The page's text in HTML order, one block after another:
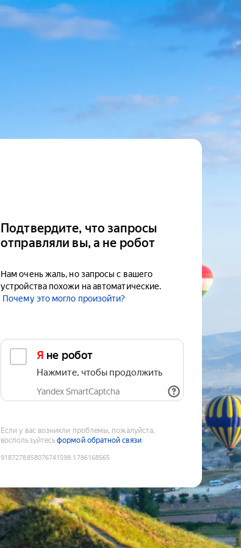
Подтвердите, что запросы
отправляли вы, а не робот
Нам очень жаль, но запросы с вашего
устройства похожи на автоматические.
Почему это могло произойти?
Я не робот
Нажмите, чтобы продолжить
Yandex SmartCaptcha
Если у вас возникли проблемы, пожалуйста,
воспользуйтесьформой обратной связи
9187278858076741598:1786168565